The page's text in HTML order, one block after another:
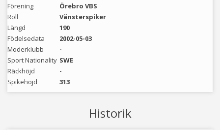
Förening
Örebro VBS
Roll
Vänsterspiker
Längd
190
Födelsedata
2002-05-03
Moderklubb
-
Sport Nationality SWE
Räckhöjd
-
Spikehöjd
313
Historik